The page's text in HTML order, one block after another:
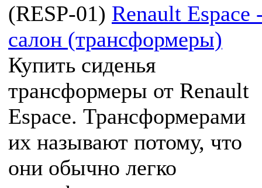
(RESP-01) Renault Espace
салон (трансформеры)
Купить сиденья
трансформеры от Renault
Espace. Трансформерами
их называют потому, что
они обычно легко